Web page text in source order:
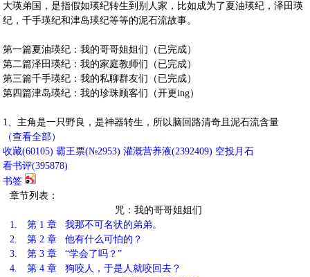
大瑛弟国，是指假如瑛纪转生到别人家，比如成为了夏油瑛纪，泽田瑛
纪，千手瑛纪和津岛瑛纪等等的泥石流故事。
第一篇夏油瑛纪：我的哥哥姐姐们（已完成）
第二篇泽田瑛纪：我的家庭教师们（已完成）
第三篇千手瑛纪：我的私聊群友们（已完成）
第四篇津岛瑛纪：我的珍珠顾客们（开更ing）
1、主角是一只野良，是神器转生，所以脑回路清奇且泥石流含量
（查看全部）
收藏(60105) 霸王票(№2953) 灌溉营养液(2392409) 空投月石
看书评(395878)
书签
章节列表：
咒：我的哥哥姐姐们
1.
第 1 章 我那不可名状的弟弟。
2.
第 2 章 他有什么可怕的？
3.
第 3 章 “学会了吗？”
4.
第 4 章 狗咬人，于是人就咬回去？